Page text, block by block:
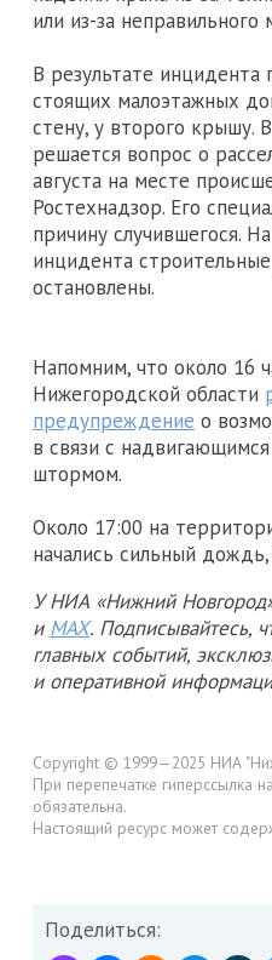
или из-за
В результате
стоящих малоэтажных
стену, у второго крышу.
решается вопрос о
августа на месте
Ростехнадзор. Его
причину случившегося.
инцидента
остановлены.
Напомним, что около 16
Нижегородской области
предупреждение о
в связи с
штормом.
Около 17:00 на
начались сильный дождь,
У НИА «Нижний
и MAX. Подписывайтесь,
главных событий,
и оперативной
Copyright © 1999—2025 НИА
При перепечатке гиперссылка
обязательна.
Настоящий ресурс может
Поделиться: